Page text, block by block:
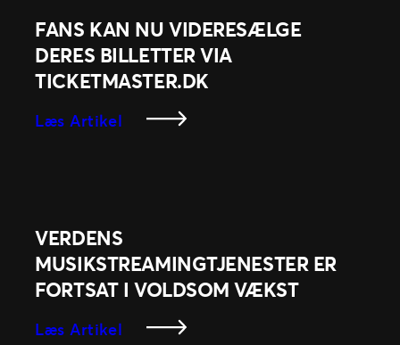
Transfer
FANS KAN NU VIDERESÆLGE
DERES BILLETTER VIA
TICKETMASTER.DK
Læs Artikel:
Deres
Billetter
Via
Ticketmaster.dk
VERDENS
MUSIKSTREAMINGTJENESTER ER
FORTSAT I VOLDSOM VÆKST
Læs Artikel: